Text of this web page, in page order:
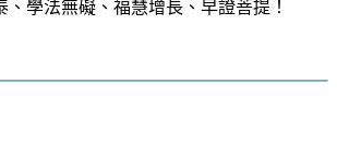
、學法無礙、福慧增長、早證菩提！